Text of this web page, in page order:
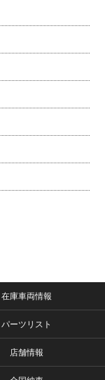
在庫車両情報
パーツリスト
店舗情報